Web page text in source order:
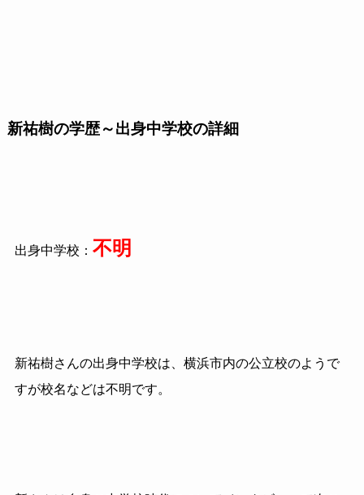
新祐樹の学歴～出身中学校の詳細
出身中学校： 不明
新祐樹さんの出身中学校は、横浜市内の公立校のようで
すが校名などは不明です。